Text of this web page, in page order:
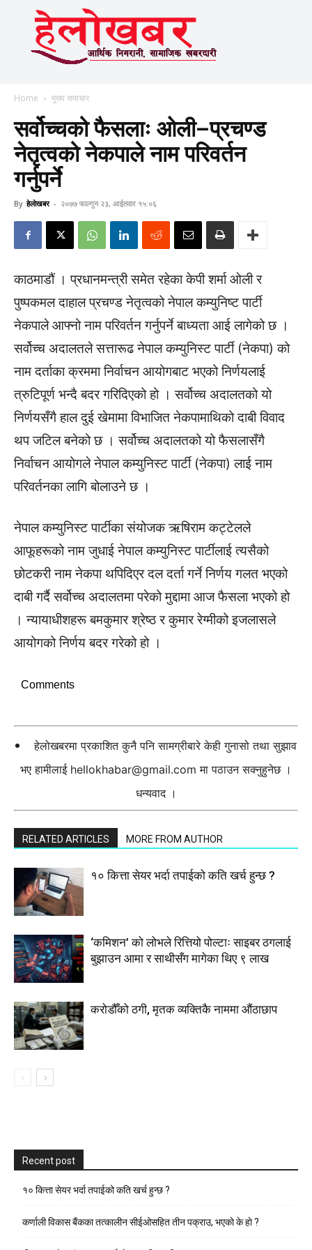
Home मुख्य समाचार
सर्वोच्चको फैसलाः ओली–प्रचण्ड
नेतृत्वको नेकपाले नाम परिवर्तन
गर्नुपर्ने
By हेलाेखबर - २०७७ फाल्गुन २३, आईतवार १५:०६
काठमाडौं । प्रधानमन्त्री समेत रहेका केपी शर्मा ओली र
पुष्पकमल दाहाल प्रचण्ड नेतृत्वको नेपाल कम्युनिष्ट पार्टी
नेकपाले आफ्नो नाम परिवर्तन गर्नुपर्ने बाध्यता आई लागेको छ ।
सर्वोच्च अदालतले सत्तारूढ नेपाल कम्युनिस्ट पार्टी (नेकपा) को
नाम दर्ताका क्रममा निर्वाचन आयोगबाट भएको निर्णयलाई
त्रुटिपूर्ण भन्दै बदर गरिदिएको हो । सर्वोच्च अदालतको यो
निर्णयसँगै हाल दुई खेमामा विभाजित नेकपामाथिको दाबी विवाद
थप जटिल बनेको छ । सर्वोच्च अदालतको यो फैसलासँगै
निर्वाचन आयोगले नेपाल कम्युनिस्ट पार्टी (नेकपा) लाई नाम
परिवर्तनका लागि बोलाउने छ ।
नेपाल कम्युनिस्ट पार्टीका संयोजक ऋषिराम कट्टेलले
आफूहरूको नाम जुधाई नेपाल कम्युनिस्ट पार्टीलाई त्यसैको
छोटकरी नाम नेकपा थपिदिएर दल दर्ता गर्ने निर्णय गलत भएको
दाबी गर्दै सर्वोच्च अदालतमा परेको मुद्दामा आज फैसला भएको हो
। न्यायाधीशहरू बमकुमार श्रेष्ठ र कुमार रेग्मीको इजलासले
आयोगको निर्णय बदर गरेको हो ।
Comments
हेलोखबरमा प्रकाशित कुनै पनि सामग्रीबारे केही गुनासो तथा सुझाव
भए हामीलाई hellokhabar@gmail.com मा पठाउन सक्नुहुनेछ ।
धन्यवाद ।
RELATED ARTICLES MORE FROM AUTHOR
१० कित्ता सेयर भर्दा तपाईको कति खर्च हुन्छ ?
‘कमिशन’ को लोभले रित्तियो पोल्टाः साइबर ठगलाई
बुझाउन आमा र साथीसँग मागेका थिए ९ लाख
करोडौँको ठगी, मृतक व्यक्तिकै नाममा औंठाछाप
Recent post
१० कित्ता सेयर भर्दा तपाईको कति खर्च हुन्छ ?
कर्णाली विकास बैंकका तत्कालीन सीईओसहित तीन पक्राउ, भएकाे के हाे ?